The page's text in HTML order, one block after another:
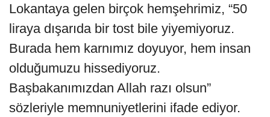
Lokantaya gelen birçok hemşehrimiz, “50
liraya dışarıda bir tost bile yiyemiyoruz.
Burada hem karnımız doyuyor, hem insan
olduğumuzu hissediyoruz.
Başbakanımızdan Allah razı olsun”
sözleriyle memnuniyetlerini ifade ediyor.